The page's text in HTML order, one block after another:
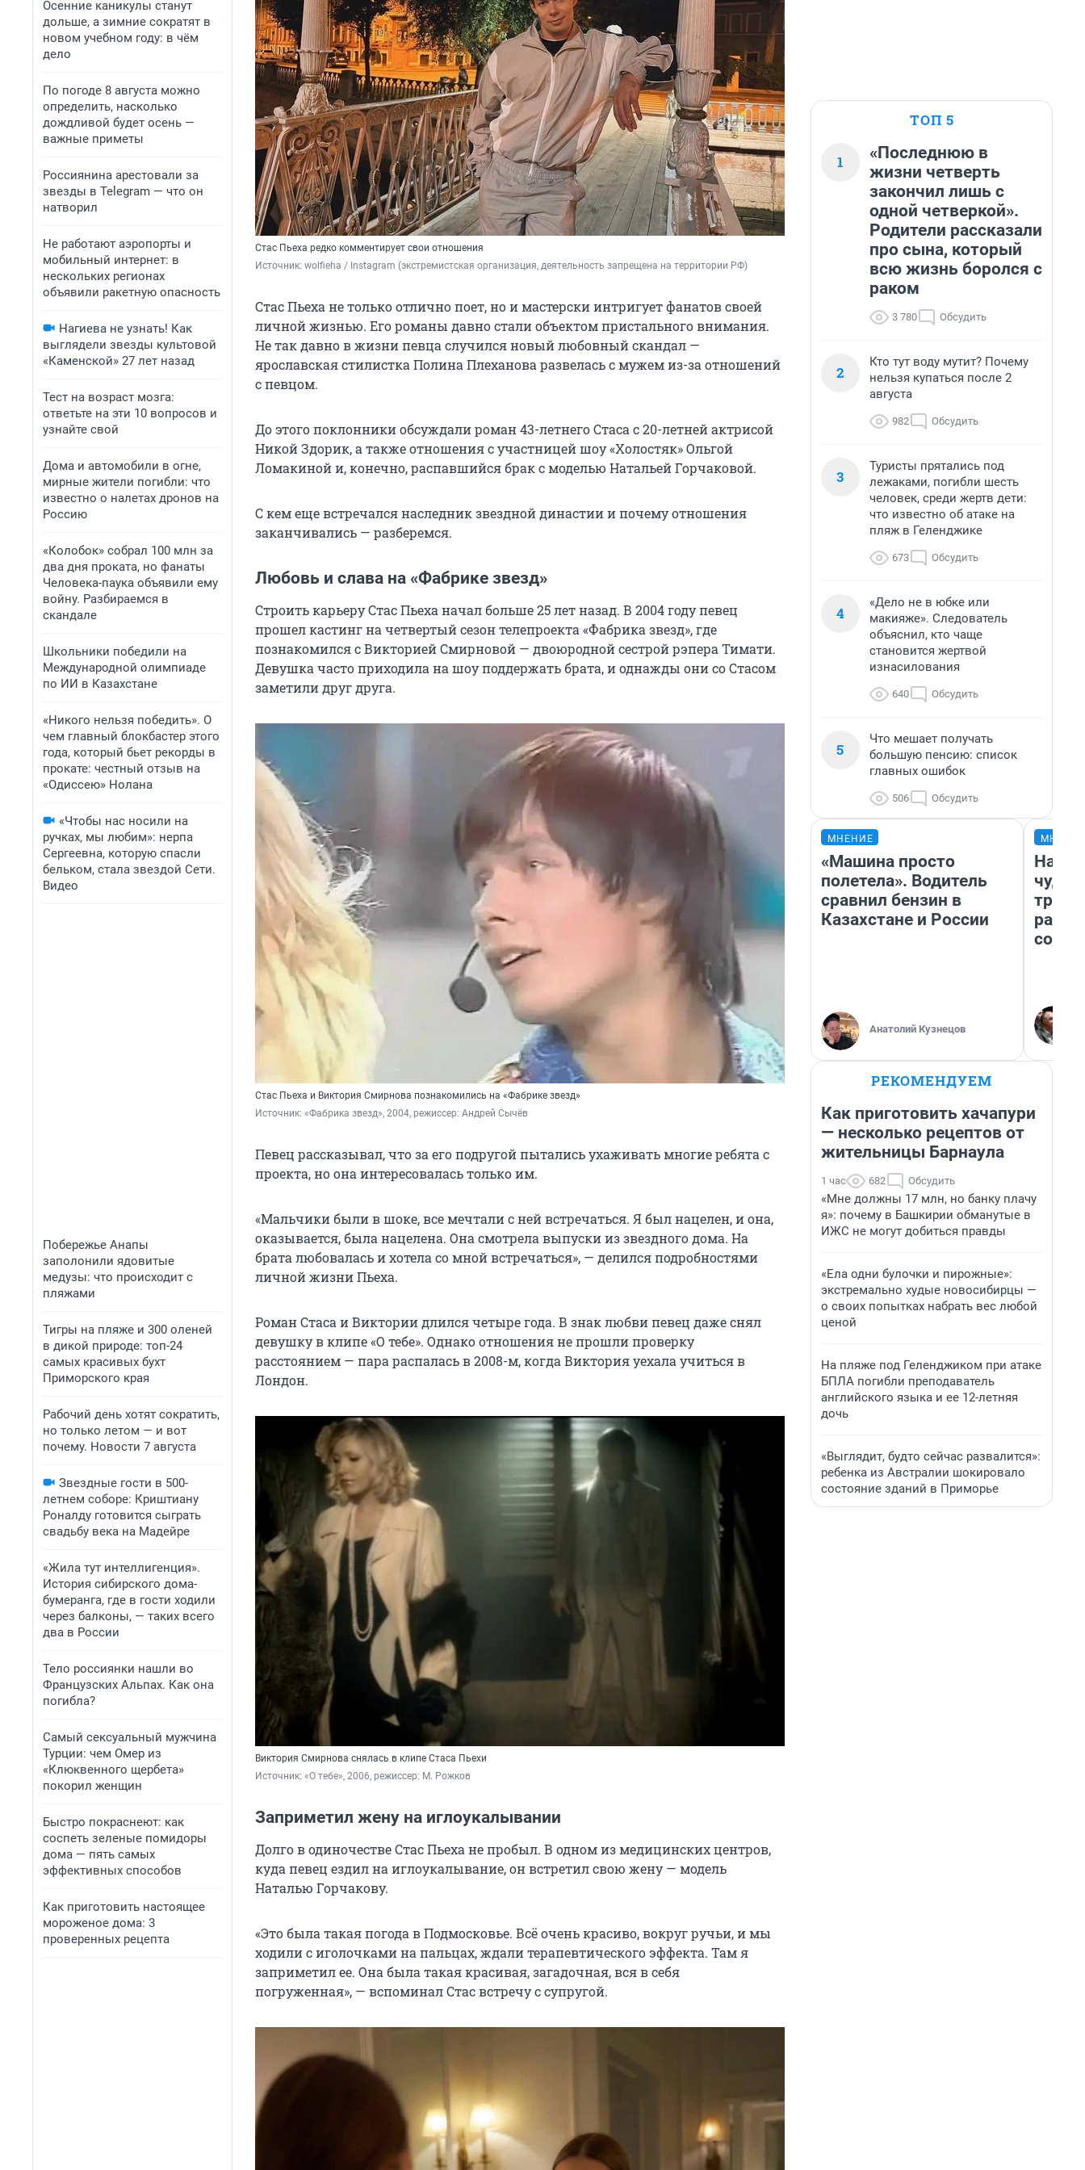
Осенние каникулы станут
дольше, а зимние сократят в
новом учебном году: в чём
дело
По погоде 8 августа можно
определить, насколько
дождливой будет осень —
важные приметы
Россиянина арестовали за
звезды в Telegram — что он
натворил
Не работают аэропорты и
мобильный интернет: в
нескольких регионах
объявили ракетную опасность
Нагиева не узнать! Как
выглядели звезды культовой
«Каменской» 27 лет назад
Тест на возраст мозга:
ответьте на эти 10 вопросов и
узнайте свой
Дома и автомобили в огне,
мирные жители погибли: что
известно о налетах дронов на
Россию
«Колобок» собрал 100 млн за
два дня проката, но фанаты
Человека-паука объявили ему
войну. Разбираемся в
скандале
Школьники победили на
Международной олимпиаде
по ИИ в Казахстане
«Никого нельзя победить». О
чем главный блокбастер этого
года, который бьет рекорды в
прокате: честный отзыв на
«Одиссею» Нолана
«Чтобы нас носили на
ручках, мы любим»: нерпа
Сергеевна, которую спасли
бельком, стала звездой Сети.
Видео
Побережье Анапы
заполонили ядовитые
медузы: что происходит с
пляжами
Тигры на пляже и 300 оленей
в дикой природе: топ-24
самых красивых бухт
Приморского края
Рабочий день хотят сократить,
но только летом — и вот
почему. Новости 7 августа
Звездные гости в 500-
летнем соборе: Криштиану
Роналду готовится сыграть
свадьбу века на Мадейре
«Жила тут интеллигенция».
История сибирского дома-
бумеранга, где в гости ходили
через балконы, — таких всего
два в России
Тело россиянки нашли во
Французских Альпах. Как она
погибла?
Самый сексуальный мужчина
Турции: чем Омер из
«Клюквенного щербета»
покорил женщин
Быстро покраснеют: как
соспеть зеленые помидоры
дома — пять самых
эффективных способов
Как приготовить настоящее
мороженое дома: 3
проверенных рецепта
Стас Пьеха редко комментирует свои отношения
Источник: wolfieha / Instagram (экстремистская организация, деятельность запрещена на территории РФ)
Стас Пьеха не только отлично поет, но и мастерски интригует фанатов своей
личной жизнью. Его романы давно стали объектом пристального внимания.
Не так давно в жизни певца случился новый любовный скандал —
ярославская стилистка Полина Плеханова развелась с мужем из-за отношений
с певцом.
До этого поклонники обсуждали роман 43-летнего Стаса с 20-летней актрисой
Никой Здорик, а также отношения с участницей шоу «Холостяк» Ольгой
Ломакиной и, конечно, распавшийся брак с моделью Натальей Горчаковой.
С кем еще встречался наследник звездной династии и почему отношения
заканчивались — разберемся.
Любовь и слава на «Фабрике звезд»
Строить карьеру Стас Пьеха начал больше 25 лет назад. В 2004 году певец
прошел кастинг на четвертый сезон телепроекта «Фабрика звезд», где
познакомился с Викторией Смирновой — двоюродной сестрой рэпера Тимати.
Девушка часто приходила на шоу поддержать брата, и однажды они со Стасом
заметили друг друга.
Стас Пьеха и Виктория Смирнова познакомились на «Фабрике звезд»
Источник: «Фабрика звезд», 2004, режиссер: Андрей Сычёв
Певец рассказывал, что за его подругой пытались ухаживать многие ребята с
проекта, но она интересовалась только им.
«Мальчики были в шоке, все мечтали с ней встречаться. Я был нацелен, и она,
оказывается, была нацелена. Она смотрела выпуски из звездного дома. На
брата любовалась и хотела со мной встречаться», — делился подробностями
личной жизни Пьеха.
Роман Стаса и Виктории длился четыре года. В знак любви певец даже снял
девушку в клипе «О тебе». Однако отношения не прошли проверку
расстоянием — пара распалась в 2008-м, когда Виктория уехала учиться в
Лондон.
Виктория Смирнова снялась в клипе Стаса Пьехи
Источник: «О тебе», 2006, режиссер: М. Рожков
Заприметил жену на иглоукалывании
Долго в одиночестве Стас Пьеха не пробыл. В одном из медицинских центров,
куда певец ездил на иглоукалывание, он встретил свою жену — модель
Наталью Горчакову.
«Это была такая погода в Подмосковье. Всё очень красиво, вокруг ручьи, и мы
ходили с иголочками на пальцах, ждали терапевтического эффекта. Там я
заприметил ее. Она была такая красивая, загадочная, вся в себя
погруженная», — вспоминал Стас встречу с супругой.
ТОП 5
1
«Последнюю в
жизни четверть
закончил лишь с
одной четверкой».
Родители рассказали
про сына, который
всю жизнь боролся с
раком
3 780 Обсудить
2
Кто тут воду мутит? Почему
нельзя купаться после 2
августа
982 Обсудить
3
Туристы прятались под
лежаками, погибли шесть
человек, среди жертв дети:
что известно об атаке на
пляж в Геленджике
673 Обсудить
4
«Дело не в юбке или
макияже». Следователь
объяснил, кто чаще
становится жертвой
изнасилования
640 Обсудить
5
Что мешает получать
большую пенсию: список
главных ошибок
506 Обсудить
МНЕНИЕ
«Машина просто
полетела». Водитель
сравнил бензин в
Казахстане и России
Анатолий Кузнецов
РЕКОМЕНДУЕМ
Как приготовить хачапури
— несколько рецептов от
жительницы Барнаула
1 час 682 Обсудить
«Мне должны 17 млн, но банку плачу
я»: почему в Башкирии обманутые в
ИЖС не могут добиться правды
«Ела одни булочки и пирожные»:
экстремально худые новосибирцы —
о своих попытках набрать вес любой
ценой
На пляже под Геленджиком при атаке
БПЛА погибли преподаватель
английского языка и ее 12-летняя
дочь
«Выглядит, будто сейчас развалится»:
ребенка из Австралии шокировало
состояние зданий в Приморье